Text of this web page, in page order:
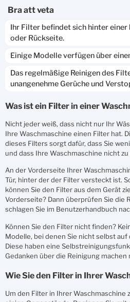
bra att veta
Ihr Filter befindet sich hinter einer
oder Rückseite.
Einige Modelle verfügen über
Das regelmäßige Reinigen des
unangenehme Gerüche und
Was ist ein Filter in einer
Nicht jeder weiß, dass nicht nur Ihr
Ihre Waschmaschine einen Filter hat.
dieses Filters sorgt dafür, dass Sie
und dass Ihre Waschmaschine nicht
An der Vorderseite Ihrer
Tür, hinter der der Filter versteckt ist.
können Sie den Filter aus dem Gerät
Vorderseite? Dann überprüfen Sie die
schlagen Sie im Benutzerhandbuch
Können Sie den Filter nicht finden?
Modelle, bei denen Sie nicht selbst
Diese haben eine
Gedanken über die Reinigung machen
Wie Sie den Filter in Ihrer
Um den Filter in Ihrer Waschmaschine